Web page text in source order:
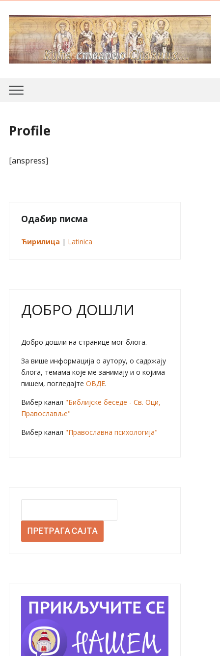
Profile
[anspress]
Одабир писма
Ћирилица | Latinica
ДОБРО ДОШЛИ
Добро дошли на странице мог блога.
За више информација о аутору, о садржају
блога, темама које ме занимају и о којима
пишем, погледајте ОВДЕ.
Вибер канал "Библијске беседе - Св. Оци,
Православље"
Вибер канал "Православна психологија"